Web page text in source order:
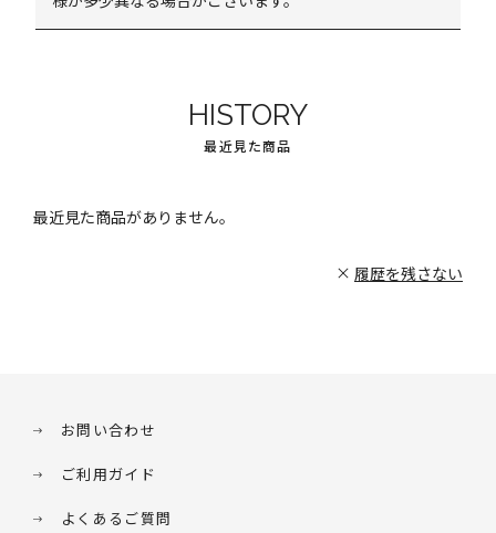
HISTORY
最近見た商品
最近見た商品がありません。
履歴を残さない
お問い合わせ
ご利用ガイド
よくあるご質問